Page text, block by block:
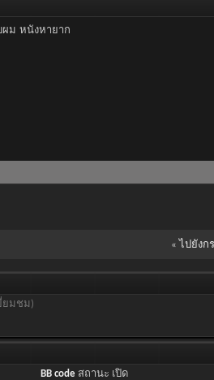
ม หนังหายาก
« ไปยัง
ยมชม)
BB code สถานะ เปิด